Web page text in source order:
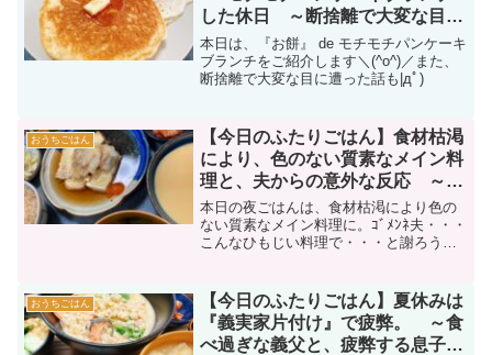
した休日 ～断捨離で大変な目に
遭った編|дﾟ)～
本日は、『お餅』 de モチモチパンケーキ
ブランチをご紹介します＼(^o^)／また、
断捨離で大変な目に遭った話も|дﾟ)
おうちごはん
【今日のふたりごはん】食材枯渇
により、色のない質素なメイン料
理と、夫からの意外な反応 ～悲
惨な野菜室|дﾟ)～
本日の夜ごはんは、食材枯渇により色の
ない質素なメイン料理に。ｺﾞﾒﾝﾈ夫・・・
こんなひもじい料理で・・・と謝ろうと
おうちごはん
【今日のふたりごはん】夏休みは
『義実家片付け』で疲弊。 ～食
べ過ぎな義父と、疲弊する息子夫